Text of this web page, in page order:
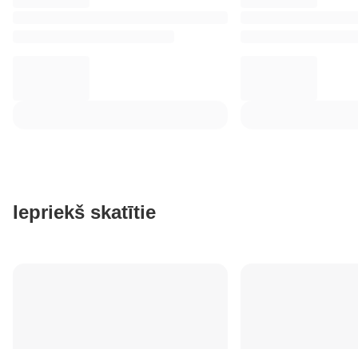
Iepriekš skatītie